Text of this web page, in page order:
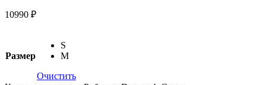
10990 ₽
Размер
S
M
Очистить